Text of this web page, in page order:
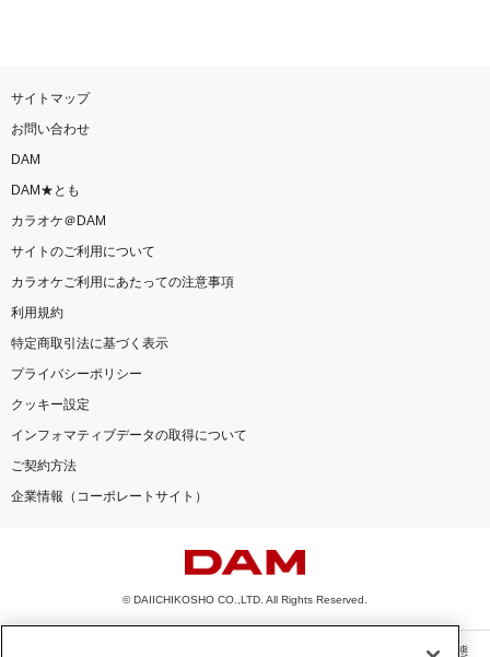
サイトマップ
お問い合わせ
DAM
DAM★とも
カラオケ＠DAM
サイトのご利用について
カラオケご利用にあたっての注意事項
利用規約
特定商取引法に基づく表示
プライバシーポリシー
クッキー設定
インフォマティブデータの取得について
ご契約方法
企業情報（コーポレートサイト）
© DAIICHIKOSHO CO.,LTD. All Rights Reserved.
このサイトに掲載されている一切の文章・画像・写真・動画・音声等を、手段や形態